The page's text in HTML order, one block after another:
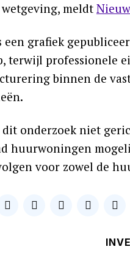
meldt
een grafiek
terwijl professionele
binnen de
dit onderzoek niet
huurwoningen
voor zowel de